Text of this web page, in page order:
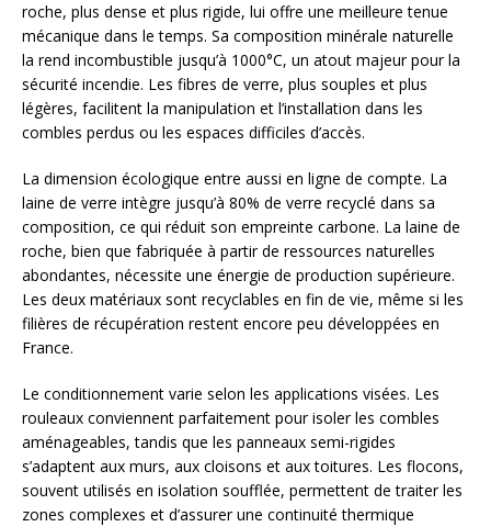
roche, plus dense et plus rigide, lui offre une meilleure tenue
mécanique dans le temps. Sa composition minérale naturelle
la rend incombustible jusqu’à 1000°C, un atout majeur pour la
sécurité incendie. Les fibres de verre, plus souples et plus
légères, facilitent la manipulation et l’installation dans les
combles perdus ou les espaces difficiles d’accès.
La dimension écologique entre aussi en ligne de compte. La
laine de verre intègre jusqu’à 80% de verre recyclé dans sa
composition, ce qui réduit son empreinte carbone. La laine de
roche, bien que fabriquée à partir de ressources naturelles
abondantes, nécessite une énergie de production supérieure.
Les deux matériaux sont recyclables en fin de vie, même si les
filières de récupération restent encore peu développées en
France.
Le conditionnement varie selon les applications visées. Les
rouleaux conviennent parfaitement pour isoler les combles
aménageables, tandis que les panneaux semi-rigides
s’adaptent aux murs, aux cloisons et aux toitures. Les flocons,
souvent utilisés en isolation soufflée, permettent de traiter les
zones complexes et d’assurer une continuité thermique